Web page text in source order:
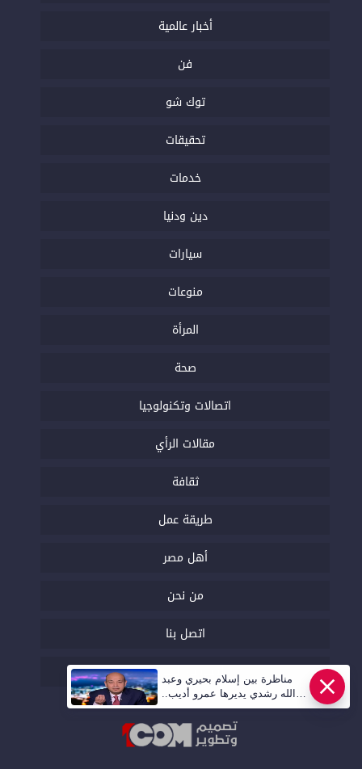
أخبار عالمية
فن
توك شو
تحقيقات
خدمات
دين ودنيا
سيارات
منوعات
المرأة
صحة
اتصالات وتكنولوجيا
مقالات الرأي
ثقافة
طريقة عمل
أهل مصر
من نحن
اتصل بنا
السياسة التحريرية
مناظرة بين إسلام بحيري وعبد
الله رشدي يديرها عمرو أديب..
قريبا | أهل مصر